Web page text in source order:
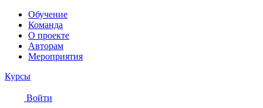
Обучение
Команда
О проекте
Авторам
Мероприятия
Курсы
Войти